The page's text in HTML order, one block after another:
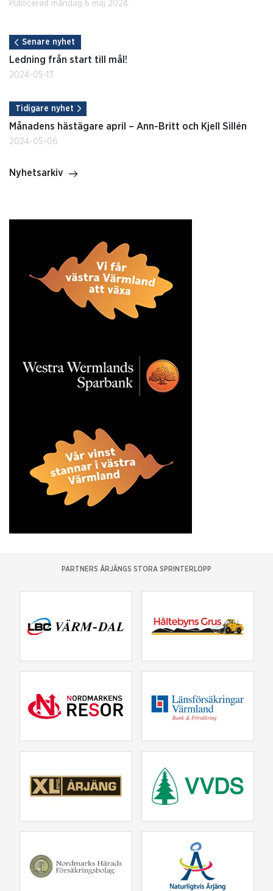
Publicerad måndag 6 maj 2024.
Senare nyhet
Ledning från start till mål!
2024-05-13
Tidigare nyhet
Månadens hästägare april – Ann-Britt och Kjell Sillén
2024-05-06
Nyhetsarkiv
PARTNERS ÅRJÄNGS STORA SPRINTERLOPP